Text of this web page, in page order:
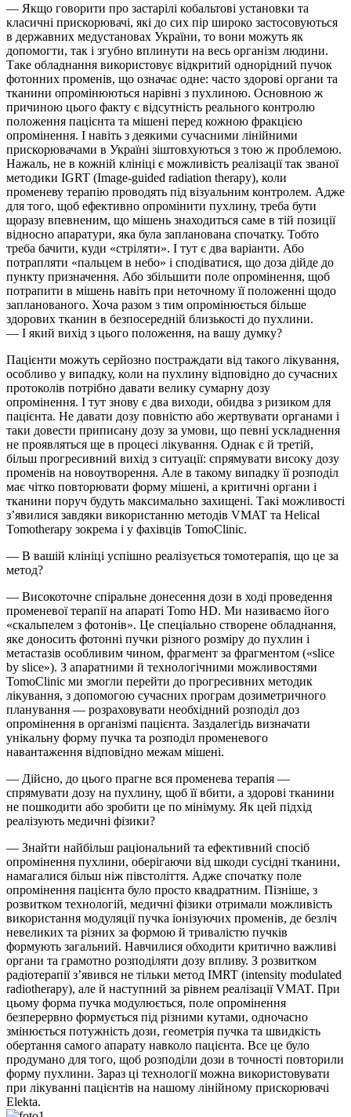
— Якщо говорити про застарілі кобальтові установки та
класичні прискорювачі, які до сих пір широко застосовуються
в державних медустановах України, то вони можуть як
допомогти, так і згубно вплинути на весь організм людини.
Таке обладнання використовує відкритий однорідний пучок
фотонних променів, що означає одне: часто здорові органи та
тканини опромінюються нарівні з пухлиною. Основною ж
причиною цього факту є відсутність реального контролю
положення пацієнта та мішені перед кожною фракцією
опромінення. І навіть з деякими сучасними лінійними
прискорювачами в Україні зіштовхуються з тою ж проблемою.
Нажаль, не в кожній клініці є можливість реалізації так званої
методики IGRT (Image-guided radiation therapy), коли
променеву терапію проводять під візуальним контролем. Адже
для того, щоб ефективно опромінити пухлину, треба бути
щоразу впевненим, що мішень знаходиться саме в тій позиції
відносно апаратури, яка була запланована спочатку. Тобто
треба бачити, куди «стріляти». І тут є два варіанти. Або
потрапляти «пальцем в небо» і сподіватися, що доза дійде до
пункту призначення. Або збільшити поле опромінення, щоб
потрапити в мішень навіть при неточному її положенні щодо
запланованого. Хоча разом з тим опромінюється більше
здорових тканин в безпосередній близькості до пухлини.
— І який вихід з цього положення, на вашу думку?
Пацієнти можуть серйозно постраждати від такого лікування,
особливо у випадку, коли на пухлину відповідно до сучасних
протоколів потрібно давати велику сумарну дозу
опромінення. І тут знову є два виходи, обидва з ризиком для
пацієнта. Не давати дозу повністю або жертвувати органами і
таки довести приписану дозу за умови, що певні ускладнення
не проявляться ще в процесі лікування. Однак є й третій,
більш прогресивний вихід з ситуації: спрямувати високу дозу
променів на новоутворення. Але в такому випадку її розподіл
має чітко повторювати форму мішені, а критичні органи і
тканини поруч будуть максимально захищені. Такі можливості
з’явилися завдяки використанню методів VMAT та Helical
Tomotherapy зокрема і у фахівців TomoClinic.
— В вашій клініці успішно реалізується томотерапія, що це за
метод?
— Високоточне спіральне донесення дози в ході проведення
променевої терапії на апараті Tomo HD. Ми називаємо його
«скальпелем з фотонів». Це спеціально створене обладнання,
яке доносить фотонні пучки різного розміру до пухлин і
метастазів особливим чином, фрагмент за фрагментом («slice
by slice»). З апаратними й технологічними можливостями
TomoClinic ми змогли перейти до прогресивних методик
лікування, з допомогою сучасних програм дозиметричного
планування — розраховувати необхідний розподіл доз
опромінення в організмі пацієнта. Заздалегідь визначати
унікальну форму пучка та розподіл променевого
навантаження відповідно межам мішені.
— Дійсно, до цього прагне вся променева терапія —
спрямувати дозу на пухлину, щоб її вбити, а здорові тканини
не пошкодити або зробити це по мінімуму. Як цей підхід
реалізують медичні фізики?
— Знайти найбільш раціональний та ефективний спосіб
опромінення пухлини, оберігаючи від шкоди сусідні тканини,
намагалися більш ніж півстоліття. Адже спочатку поле
опромінення пацієнта було просто квадратним. Пізніше, з
розвитком технологій, медичні фізики отримали можливість
використання модуляції пучка іонізуючих променів, де безліч
невеликих та різних за формою й тривалістю пучків
формують загальний. Навчилися обходити критично важливі
органи та грамотно розподіляти дозу впливу. З розвитком
радіотерапії з’явився не тільки метод IMRT (intensity modulated
radiotherapy), але й наступний за рівнем реалізації VMAT. При
цьому форма пучка модулюється, поле опромінення
безперервно формується під різними кутами, одночасно
змінюється потужність дози, геометрія пучка та швидкість
обертання самого апарату навколо пацієнта. Все це було
продумано для того, щоб розподіли дози в точності повторили
форму пухлини. Зараз ці технології можна використовувати
при лікуванні пацієнтів на нашому лінійному прискорювачі
Elekta.